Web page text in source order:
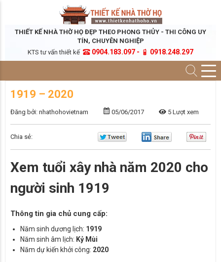
THIẾT KẾ NHÀ THỜ HỌ ĐẸP THEO PHONG THỦY - THI CÔNG UY
TÍN, CHUYÊN NGHIỆP
KTS tư vấn thiết kế
0904.183.097 - 0918.248.297
1919 – 2020
Đăng bởi: nhathohovietnam 05/06/2017 5 Lượt xem
Chia sẻ:
Xem tuổi xây nhà năm 2020 cho
người sinh 1919
Thông tin gia chủ cung cấp:
Năm sinh dương lịch: 1919
Năm sinh âm lịch: Kỷ Mùi
Năm dự kiến khởi công: 2020